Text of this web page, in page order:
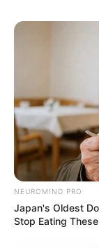
NEUROMIND PRO
Japan's Oldest
Stop Eating